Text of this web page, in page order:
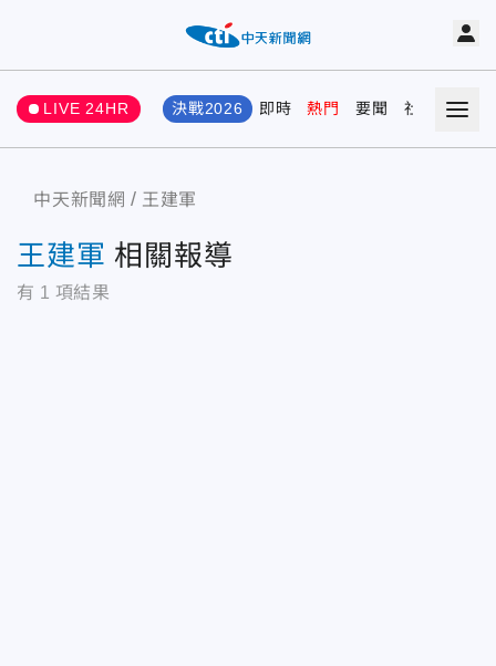
LIVE 24HR 決戰2026 即時 熱門 要聞 社會 娛樂
中天新聞網 王建軍
王建軍 相關報導
有 1 項結果